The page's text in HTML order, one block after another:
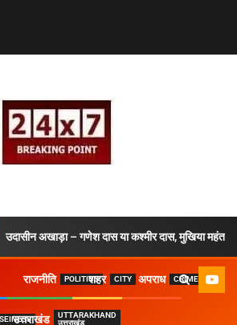
उदासीन अखाड़ा – गणेश दास या कश्मीर दास, मुखिया महंत ने
राजनीति POLITICSशहर CITY अपराध CRIME
उत्तराखंड
UTTARAKHAND
उत्तराखंड